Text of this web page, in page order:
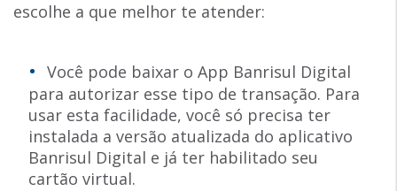
escolhe a que melhor te atender:
Você pode baixar o App Banrisul Digital
para autorizar esse tipo de transação. Para
usar esta facilidade, você só precisa ter
instalada a versão atualizada do aplicativo
Banrisul Digital e já ter habilitado seu
cartão virtual.